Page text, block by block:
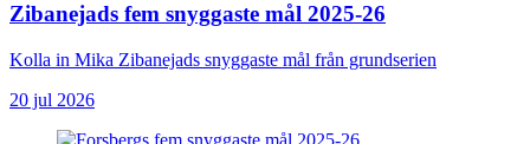
Zibanejads fem snyggaste mål 2025-26
Kolla in Mika Zibanejads snyggaste mål från grundserien
20 jul 2026